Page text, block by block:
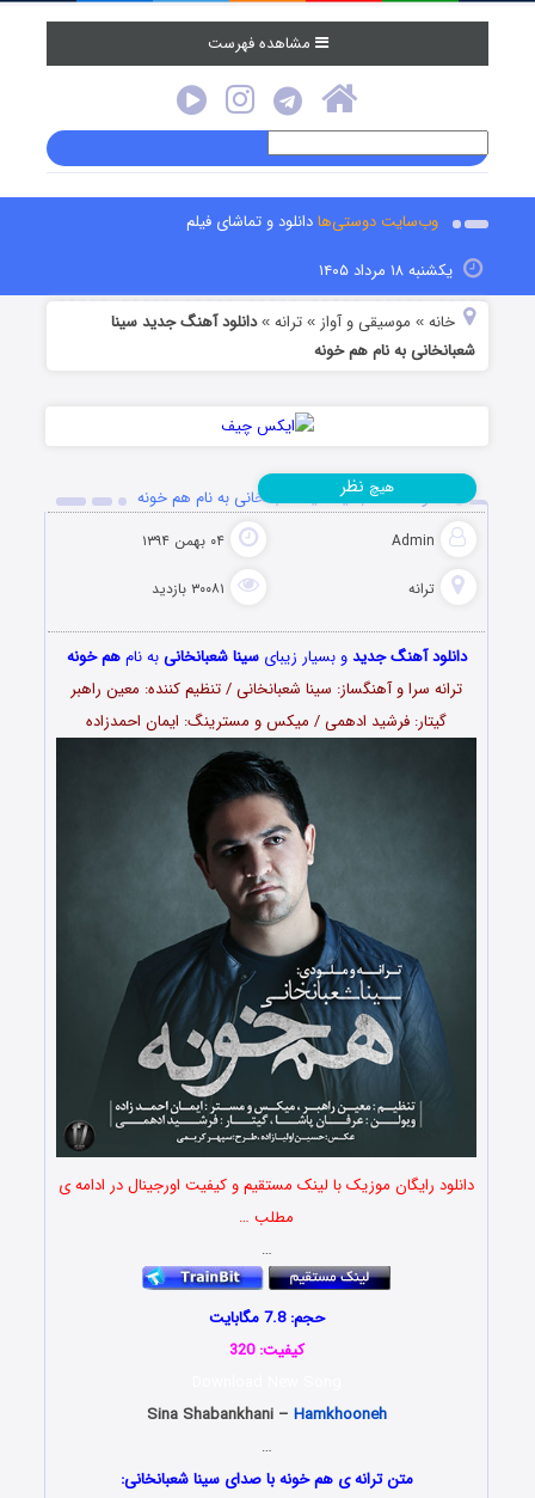
مشاهده فهرست
وب‌سایت دوستی‌هادانلود و تماشای فیلم
یکشنبه ۱۸ مرداد ۱۴۰۵
خانه » موسیقی و آواز »ترانه »دانلود آهنگ جدید سینا
شعبانخانی به نام هم خونه
دانلود آهنگ جدید سینا شعبانخانی به نام هم خونه
Admin ۰۴ بهمن ۱۳۹۴
ترانه ۳۰۰۸۱ بازدید
هیچ نظر
دانلود آهنگ جدیدو بسیار زیبایسینا شعبانخانیبه نامهم خونه
ترانه سرا و آهنگساز: سینا شعبانخانی / تنظیم کننده: معین راهبر
گیتار: فرشید ادهمی / میکس و مسترینگ: ایمان احمدزاده
دانلود رایگان موزیک با لینک مستقیم و کیفیت اورجینال در ادامه ی
مطلب …
…
حجم: 7.8 مگابایت
کیفیت: 320
Sina Shabankhani – Hamkhooneh
…
متن ترانه ی هم خونه با صدای سینا شعبانخانی: